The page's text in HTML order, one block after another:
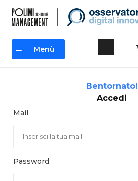
contenuto
Menù
Bentornato!
Accedi
Mail
Password